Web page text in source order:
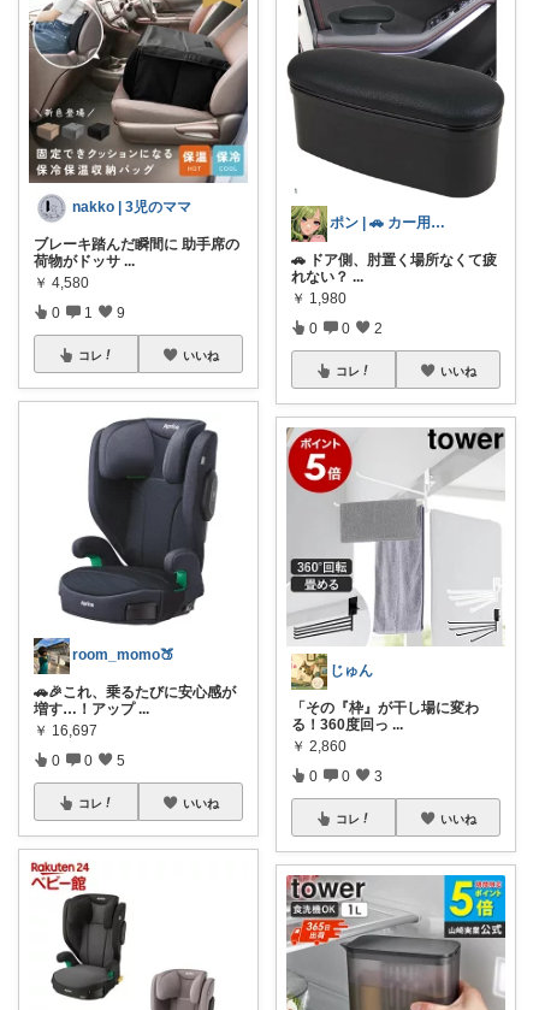
nakko | 3児のママ
ブレーキ踏んだ瞬間に 助手席の
荷物がドッサ ...
￥ 4,580
0 1 9
コレ いいね
room_momo🍑
🚗🎉これ、乗るたびに安心感が
増す…！アップ ...
￥ 16,697
0 0 5
コレ いいね
ポン | 🚗 カー用品おすすめROOM
🚗 ドア側、肘置く場所なくて疲
れない？ ...
￥ 1,980
0 0 2
コレ いいね
じゅん
「その『枠』が干し場に変わ
る！360度回っ ...
￥ 2,860
0 0 3
コレ いいね